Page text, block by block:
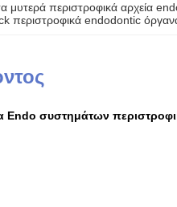
μυτερά περιστροφικά αρχεία
περιστροφικά endodontic
Endo συστημάτων